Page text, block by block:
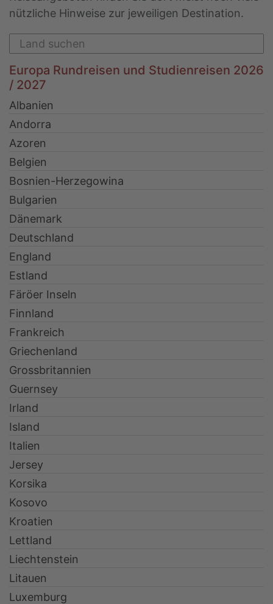
nützliche Hinweise zur jeweiligen Destination.
Europa Rundreisen und Studienreisen 2026
/ 2027
Albanien
Andorra
Azoren
Belgien
Bosnien-Herzegowina
Bulgarien
Dänemark
Deutschland
England
Estland
Färöer Inseln
Finnland
Frankreich
Griechenland
Grossbritannien
Guernsey
Irland
Island
Italien
Jersey
Korsika
Kosovo
Kroatien
Lettland
Liechtenstein
Litauen
Luxemburg